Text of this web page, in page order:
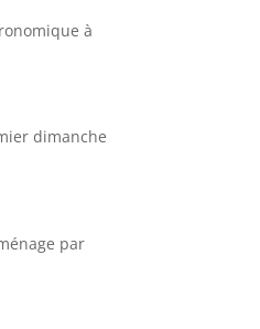
à
dimanche
par